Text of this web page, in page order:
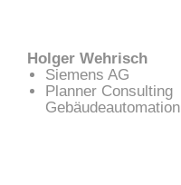
Holger Wehrisch
Siemens AG
Planner Consulting
Gebäudeautomation